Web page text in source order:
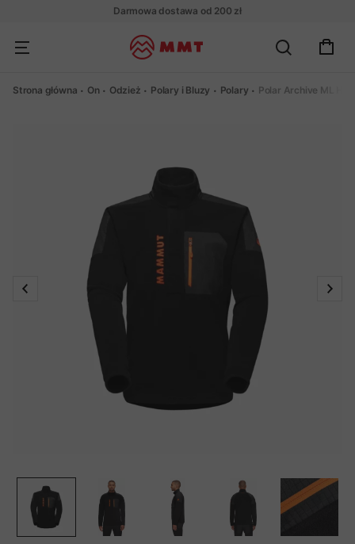
Darmowa dostawa od 200 zł
Strona główna On Odzież Polary i Bluzy Polary Polar Archive ML